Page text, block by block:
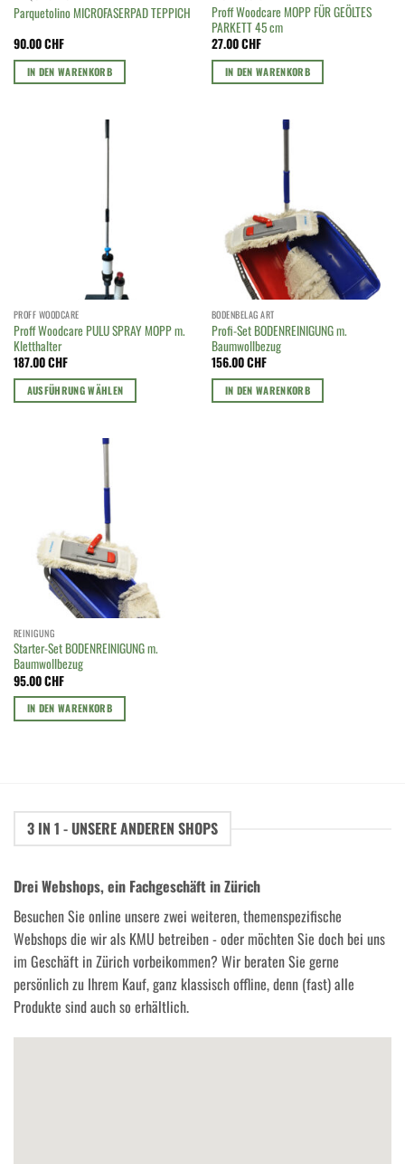
Parquetolino MICROFASERPAD TEPPICH
90.00CHF
IN DEN WARENKORB
Proff Woodcare MOPP FÜR GEÖLTES
PARKETT 45 cm
27.00CHF
IN DEN WARENKORB
PROFF WOODCARE
Proff Woodcare PULU SPRAY MOPP m.
Kletthalter
187.00CHF
AUSFÜHRUNG WÄHLEN
Optionen
können
gewählt
werden
BODENBELAG ART
Profi-Set BODENREINIGUNG m.
Baumwollbezug
156.00CHF
IN DEN WARENKORB
REINIGUNG
Starter-Set BODENREINIGUNG m.
Baumwollbezug
95.00CHF
IN DEN WARENKORB
3 IN 1 - UNSERE ANDEREN SHOPS
Drei Webshops, ein Fachgeschäft in Zürich
Besuchen Sie online unsere zwei weiteren, themenspezifische
Webshops die wir als KMU betreiben - oder möchten Sie doch bei uns
im Geschäft in Zürich vorbeikommen? Wir beraten Sie gerne
persönlich zu Ihrem Kauf, ganz klassisch offline, denn (fast) alle
Produkte sind auch so erhältlich.